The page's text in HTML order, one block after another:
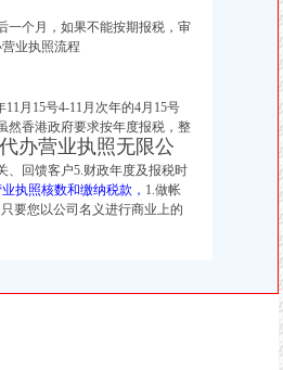
一个月，如果不能按期报税，审
业执照流程
月15号4-11月次年的4月15号
香港政府要求按年度报税， 整
办营业执照无限公
回馈客户5.财政年度及报税时
执照核数和缴纳税款， 1.做帐
要您以公司名义进行商业上的